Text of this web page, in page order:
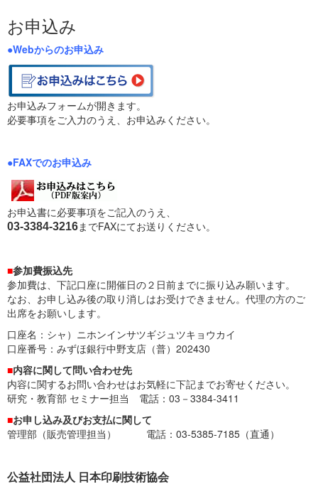
お申込み
●Webからのお申込み
お申込みフォームが開きます。
必要事項をご入力のうえ、お申込みください。
●FAXでのお申込み
お申込書に必要事項をご記入のうえ、
03-3384-3216までFAXにてお送りください。
■参加費振込先
参加費は、下記口座に開催日の２日前までに振り込み願います。
なお、お申し込み後の取り消しはお受けできません。代理の方のご
出席をお願いします。
口座名：シャ）ニホンインサツギジュツキョウカイ
口座番号：みずほ銀行中野支店（普）202430
■内容に関して問い合わせ先
内容に関するお問い合わせはお気軽に下記までお寄せください。
研究・教育部 セミナー担当 電話：03－3384-3411
■お申し込み及びお支払に関して
管理部（販売管理担当） 電話：03-5385-7185（直通）
公益社団法人 日本印刷技術協会